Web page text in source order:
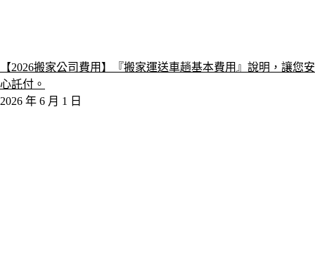
【2026搬家公司費用】『搬家運送車趟基本費用』說明，讓您安
心託付。
2026 年 6 月 1 日